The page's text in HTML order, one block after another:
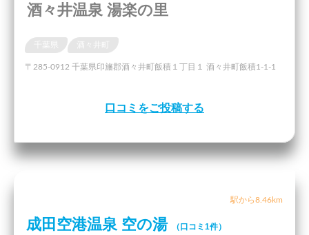
酒々井温泉 湯楽の里
千葉県 酒々井町
〒285-0912 千葉県印旛郡酒々井町飯積１丁目１ 酒々井町飯積1-1-1
口コミをご投稿する
駅から8.46km
成田空港温泉 空の湯 （口コミ1件）